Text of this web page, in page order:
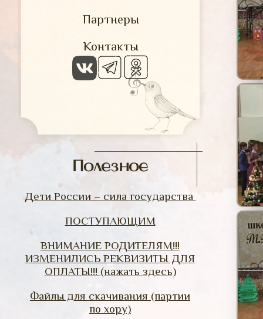
Партнеры
Контакты
Полезное
Дети России – сила государства
ПОСТУПАЮЩИМ
ВНИМАНИЕ РОДИТЕЛЯМ!!!
ИЗМЕНИЛИСЬ РЕКВИЗИТЫ ДЛЯ
ОПЛАТЫ!!! (нажать здесь)
Файлы для скачивания (партии
по хору)